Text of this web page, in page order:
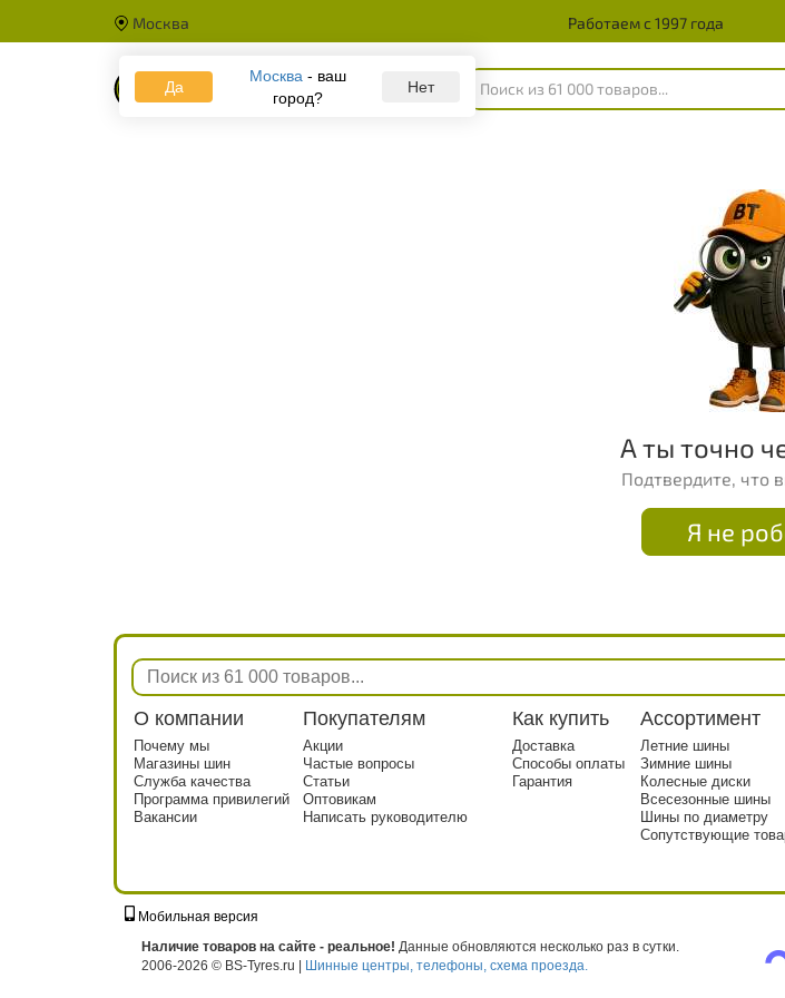
Москва Работаем с 1997 года
Да
Москва - ваш
город?
Нет
Каталог
А ты точно
Подтвердите, что
Я не
О компании
Почему мы
Магазины шин
Служба качества
Программа привилегий
Вакансии
Покупателям
Акции
Частые вопросы
Статьи
Оптовикам
Написать руководителю
Как купить
Доставка
Способы оплаты
Гарантия
Ассортимент
Летние шины
Зимние шины
Колесные диски
Всесезонные шины
Шины по диаметру
Сопутствующие
Мобильная версия
Наличие товаров на сайте - реальное! Данные обновляются несколько раз в сутки.
2006-2026 © BS-Tyres.ru |
Шинные центры, телефоны, схема проезда.